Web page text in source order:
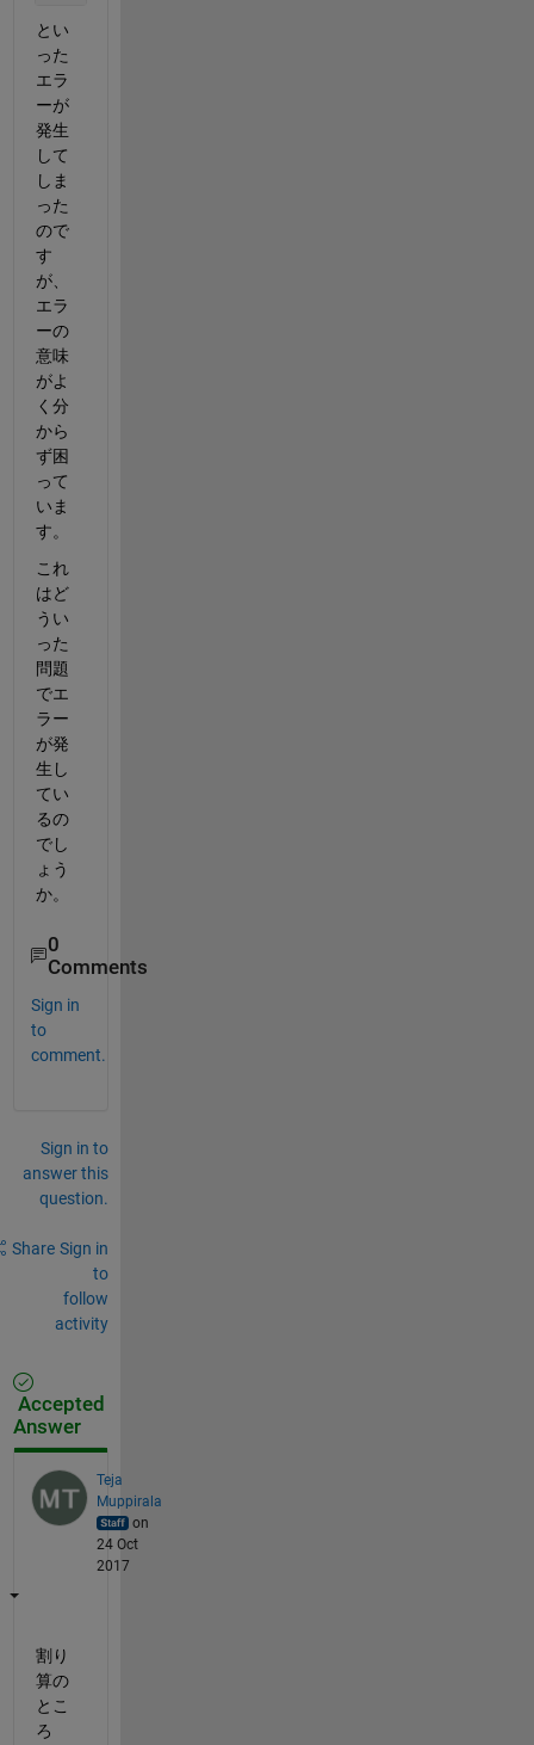
とい
った
エラ
ーが
発生
して
しま
った
ので
す
が、
エラ
ーの
意味
がよ
く分
から
ず困
って
いま
す。
これ
はど
うい
った
問題
でエ
ラー
が発
生し
てい
るの
でし
ょう
か。
0
Comments
Sign in
to
comment.
Sign in to
answer this
question.
Share Sign in
to
follow
activity
Accepted
Answer
Teja
Muppirala
on
24 Oct
2017
割り
算の
とこ
ろ